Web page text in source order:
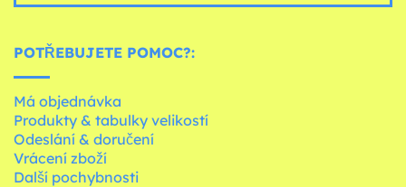
POTŘEBUJETE POMOC?:
Má objednávka
Produkty & tabulky velikostí
Odeslání & doručení
Vrácení zboží
Další pochybnosti